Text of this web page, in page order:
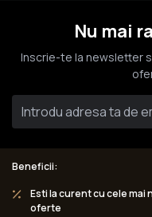
Nu mai
Inscrie-te la newsletter
Beneficii:
Esti la curent cu cele mai
oferte